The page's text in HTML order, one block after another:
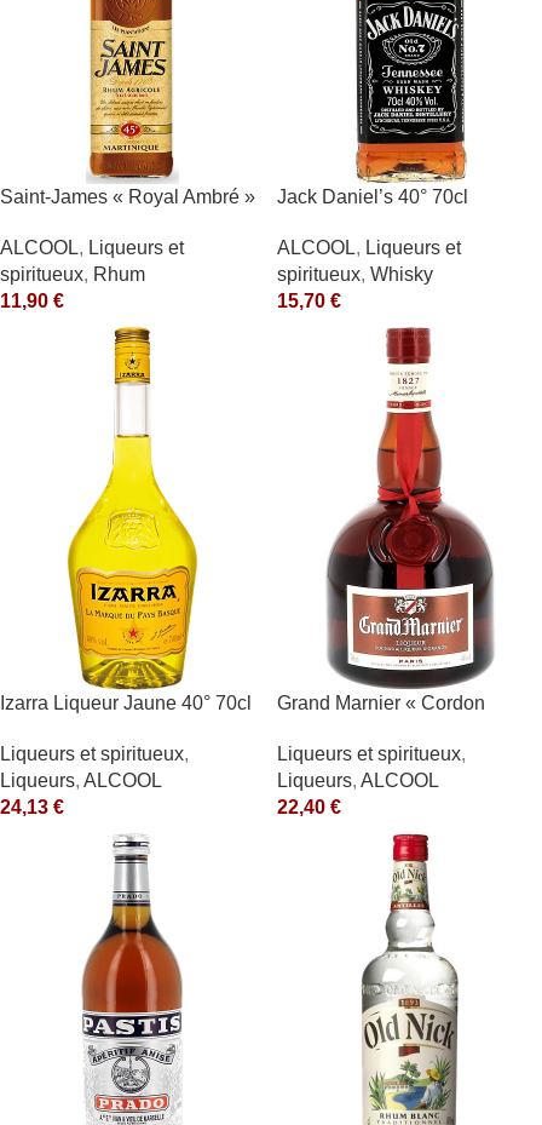
Saint-James « Royal Ambré »
ALCOOL, Liqueurs et
spiritueux, Rhum
11,90 €
Jack Daniel’s 40° 70cl
ALCOOL, Liqueurs et
spiritueux, Whisky
15,70 €
Izarra Liqueur Jaune 40° 70cl
Liqueurs et spiritueux,
Liqueurs, ALCOOL
24,13 €
Grand Marnier « Cordon
Lapostolle
Liqueurs et spiritueux,
Liqueurs, ALCOOL
22,40 €